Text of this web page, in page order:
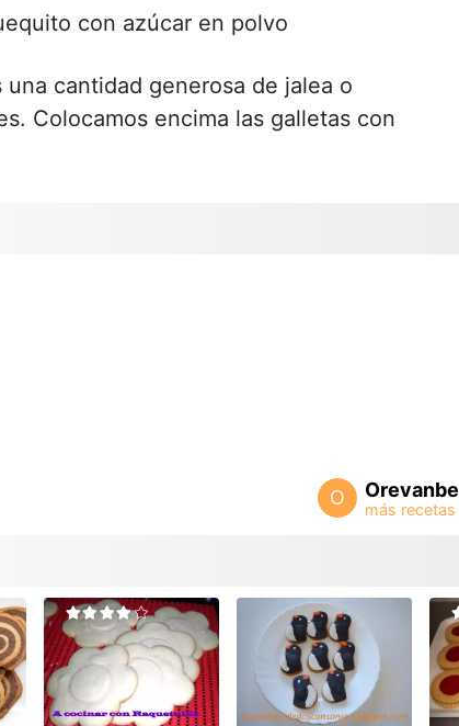
con azúcar en polvo
cantidad generosa de jalea o
Colocamos encima las galletas con
O Orevanbe